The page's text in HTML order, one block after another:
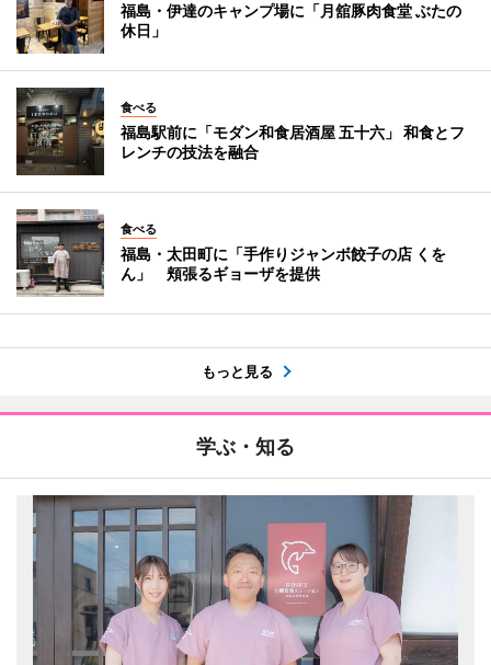
福島・伊達のキャンプ場に「月舘豚肉食堂 ぶたの
休日」
食べる
福島駅前に「モダン和食居酒屋 五十六」 和食とフ
レンチの技法を融合
食べる
福島・太田町に「手作りジャンボ餃子の店 くを
ん」 頬張るギョーザを提供
もっと見る
学ぶ・知る